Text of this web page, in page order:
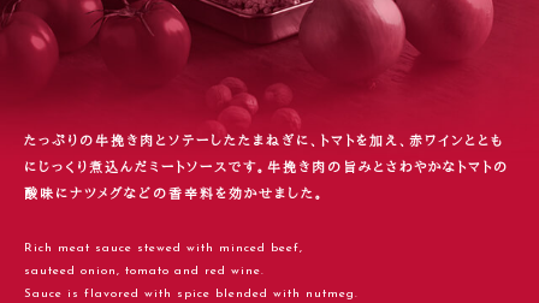
たっぷりの牛挽き肉とソテーしたたまねぎに、トマトを加え、 赤ワインととも
にじっくり煮込んだミートソースです。 牛挽き肉の旨みとさわやかなトマトの
酸味に ナツメグなどの香辛料を効かせました。
Rich meat sauce stewed with minced beef,
sauteed onion, tomato and red wine.
Sauce is flavored with spice blended with nutmeg.